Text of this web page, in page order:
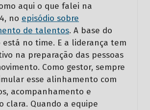
aqui o que falei na
no episódio sobre
de talentos. A base do
está no time. E a liderança tem
na preparação das pessoas
Como gestor, sempre
esse alinhamento com
acompanhamento e
clara. Quando a equipe